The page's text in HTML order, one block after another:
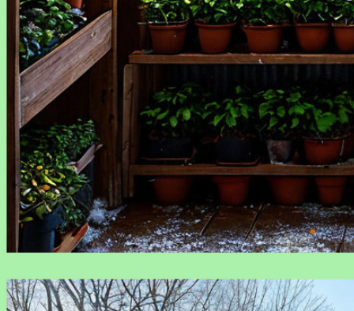
Зимние заботы о рассаде: как сохранить здоровье
растений